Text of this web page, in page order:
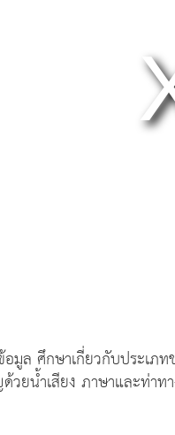
มูล ศึกษาเกี่ยวกับประเภ
ยน้ำเสียง ภาษาและท่า